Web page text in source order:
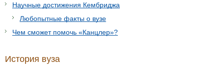
Научные достижения Кембриджа
Любопытные факты о вузе
Чем сможет помочь «Канцлер»?
История вуза